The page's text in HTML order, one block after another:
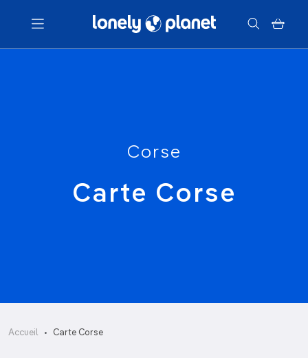
Menu
Corse
Carte Corse
Accueil Carte Corse